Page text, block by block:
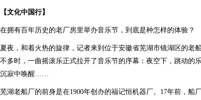
化中国行】
有百年历史的老厂房里举办音乐节，到底是种怎样的体验？
，和着火热的旋律，记者来到位于安徽省芜湖市镜湖区的老船
不多时，一曲摇滚乐正式拉开了音乐节的序幕：夜空下，跳动的
沉寂中唤醒……
老船厂的前身是在1900年创办的福记恒机器厂。17年前，船